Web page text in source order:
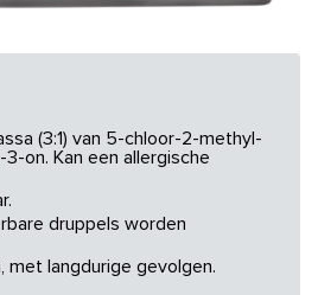
(3:1) van 5-chloor-2-methyl-
on. Kan een allergische
druppels worden
met langdurige gevolgen.